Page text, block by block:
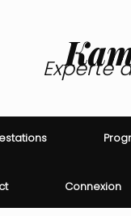
Experte
Connexion